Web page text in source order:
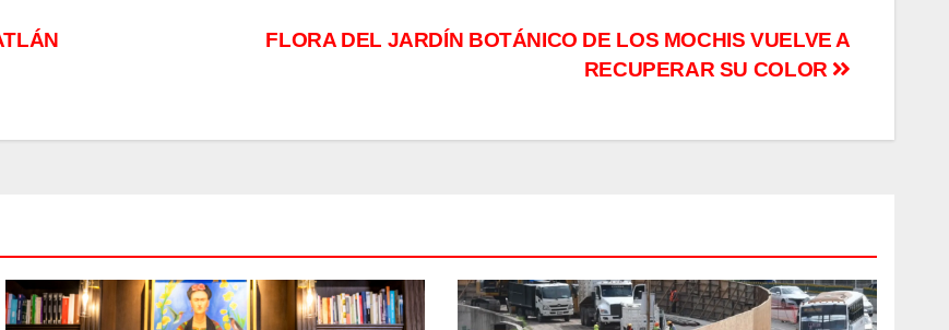
FLORA DEL JARDÍN BOTÁNICO DE LOS MOCHIS VUELVE A
RECUPERAR SU COLOR